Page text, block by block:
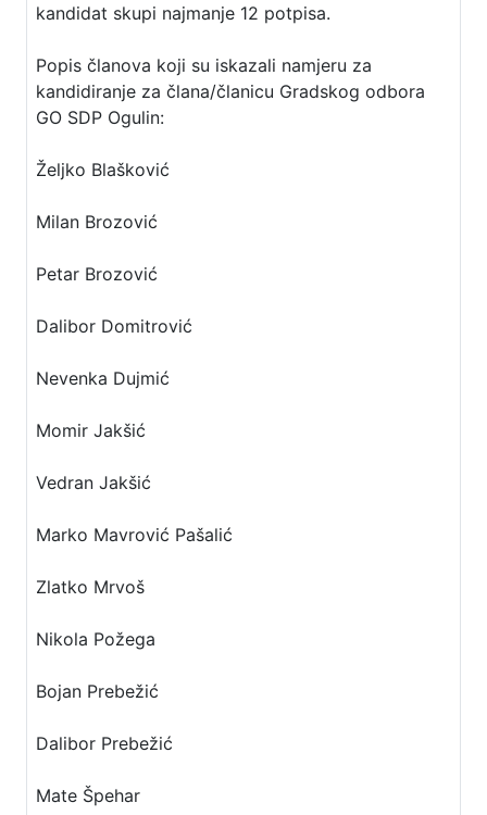
kandidat skupi najmanje 12 potpisa.
Popis članova koji su iskazali namjeru za
kandidiranje za člana/članicu Gradskog odbora
GO SDP Ogulin:
Željko Blašković
Milan Brozović
Petar Brozović
Dalibor Domitrović
Nevenka Dujmić
Momir Jakšić
Vedran Jakšić
Marko Mavrović Pašalić
Zlatko Mrvoš
Nikola Požega
Bojan Prebežić
Dalibor Prebežić
Mate Špehar